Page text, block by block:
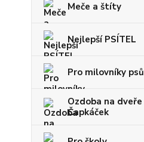
Meče a štíty
Nejlepší PSÍTEL
Pro milovníky psů
Ozdoba na dveře
Čapkáček